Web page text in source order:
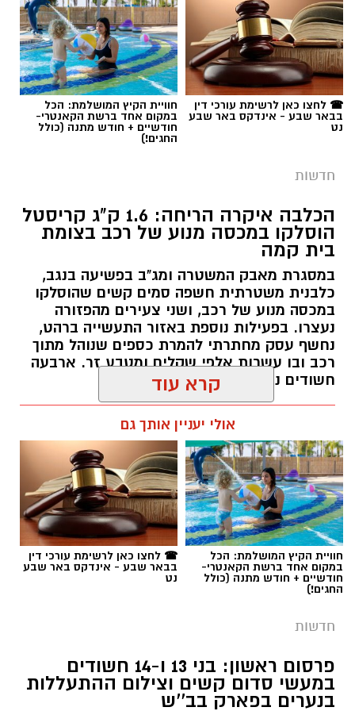
☎ לחצו כאן לרשימת עורכי דין
בבאר שבע - אינדקס באר שבע
נט
חוויית הקיץ המושלמת: הכל
במקום אחד ברשת הקאנטרי-
חודשיים + חודש מתנה (כולל
החגים!)
חדשות
הכלבה איקרה הריחה: 1.6 ק"ג קריסטל
בית קמה
כלבנית משטרתית חשפה סמים קשים שהוסלקו
במכסה מנוע של רכב, ושני צעירים מהפזורה
נעצרו. בפעילות נוספת באזור התעשייה ברהט,
נחשף עסק מחתרתי להמרת כספים שנוהל מתוך
רכב ובו עשרות אלפי שקלים ומטבע זר. ארבעה
חשודים נעצרו בסך הכל.
רותם שרון / 19:00 06.08.26
תגים:משטרה
קרדיט: משטרת ישראל
קרא עוד
אולי יעניין אותך גם
חוויית הקיץ המושלמת: הכל
במקום אחד ברשת הקאנטרי-
חודשיים + חודש מתנה (כולל
החגים!)
☎ לחצו כאן לרשימת עורכי דין
בבאר שבע - אינדקס באר שבע
נט
חדשות
בנערים בפארק בב''ש
מאירוע שהתרחש בסוף השבוע האחרון: שני
נערים כבני 15 הותקפו באכזריות ועברו התעללות